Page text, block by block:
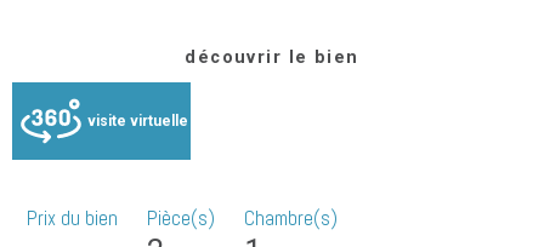
découvrir le bien
visite virtuelle
Prix du bien Pièce(s) Chambre(s)